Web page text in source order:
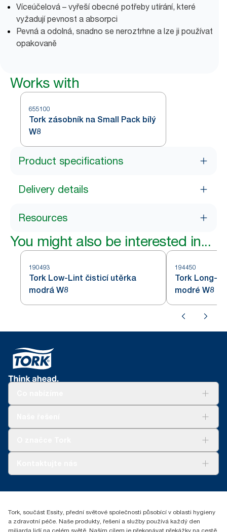
Víceúčelová – vyřeší obecné potřeby utírání, které
vyžadují pevnost a absorpci
Pevná a odolná, snadno se neroztrhne a lze ji používat
opakovaně
Works with
655100
Tork zásobník na Small Pack bílý
W8
Product specifications
Delivery details
Resources
You might also be interested in...
190493
Tork Low-Lint čisticí utěrka
modrá W8
194450
Tork Long-
modré W8
reception.prague@essity.com
Praha 8, Karlin, Sokolovská 100/94
186 00 Česká republika
Tork, součást Essity, přední světové společnosti působící v oblasti hygieny
a zdravotní péče. Naše produkty, řešení a služby používá každý den
miliarda lidí na celém světě. Naším cílem je překonávat překážky na cestě